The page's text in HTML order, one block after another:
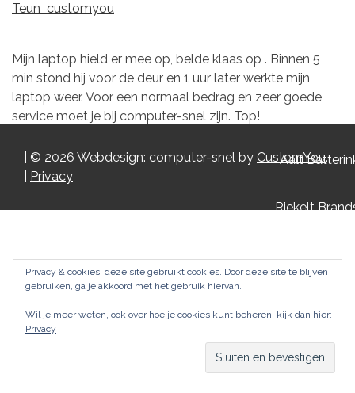
Teun_customyou
Mijn laptop hield er mee op, belde klaas op . Binnen 5
min stond hij voor de deur en 1 uur later werkte mijn
laptop weer. Voor een normaal bedrag en zeer goede
service moet je bij computer-snel zijn. Top!
Bericht
navigatie
Aalt
Riekelt
© 2026 Webdesign: computer-snel by CustomYou.
Privacy
Privacy & cookies: deze site gebruikt cookies. Door deze site te blijven
gebruiken, ga je akkoord met het gebruik hiervan.
Wil je meer weten, ook over hoe je cookies kunt beheren, kijk dan hier:
Privacy